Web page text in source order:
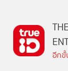
อีกขั้